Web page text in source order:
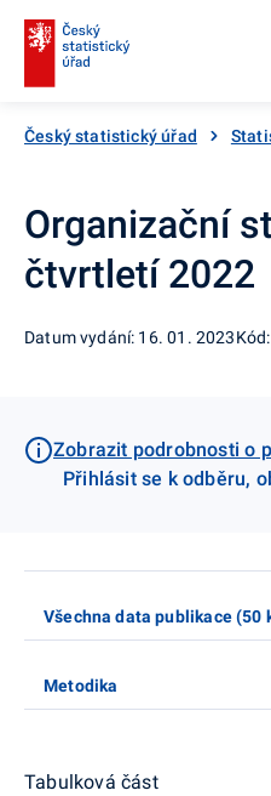
Český statistický úřad
Organizační
čtvrtletí 2022
Datum vydání: 16. 01. 2023
Zobrazit podrobnosti o
Přihlásit se k odběru,
Všechna data publikace (50
Metodika
Tabulková část